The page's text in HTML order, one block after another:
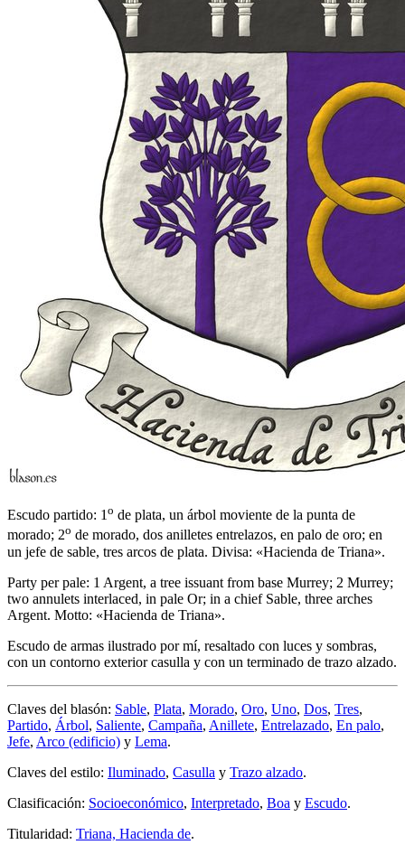
Escudo partido: 1 o de plata, un árbol moviente de la punta de
morado; 2o de morado, dos anilletes entrelazos, en palo de oro; en
un jefe de sable, tres arcos de plata. Divisa: «Hacienda de Triana».
Party per pale: 1 Argent, a tree issuant from base Murrey; 2 Murrey;
two annulets interlaced, in pale Or; in a chief Sable, three arches
Argent. Motto: «Hacienda de Triana».
Escudo de armas ilustrado por mí, resaltado con luces y sombras,
con un contorno exterior casulla y con un terminado de trazo alzado.
Claves del blasón: Sable, Plata, Morado, Oro, Uno, Dos, Tres,
Partido, Árbol, Saliente, Campaña, Anillete, Entrelazado, En palo,
Jefe, Arco (edificio) y Lema.
Claves del estilo: Iluminado, Casulla y Trazo alzado.
Clasificación: Socioeconómico, Interpretado, Boa y Escudo.
Titularidad: Triana, Hacienda de.